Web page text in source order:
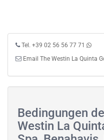
Tel. +39 02 56 56 77 71
Email The Westin La Quinta
Bedingungen
Westin La